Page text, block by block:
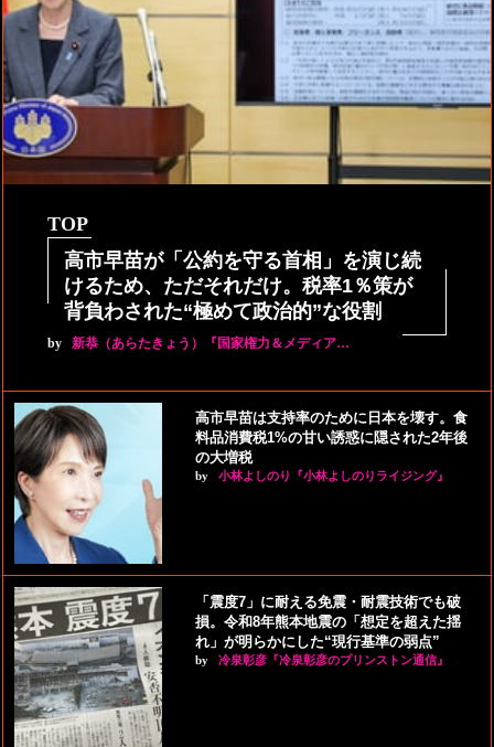
TOP
高市早苗が「公約を守る首相」を演じ続
けるため、ただそれだけ。税率1％策が
背負わされた“極めて政治的”な役割
by 新恭（あらたきょう）『国家権力＆メディア…
高市早苗は支持率のために日本を壊す。食
料品消費税1%の甘い誘惑に隠された2年後
の大増税
by 小林よしのり『小林よしのりライジング』
「震度7」に耐える免震・耐震技術でも破
損。令和8年熊本地震の「想定を超えた揺
れ」が明らかにした“現行基準の弱点”
by 冷泉彰彦『冷泉彰彦のプリンストン通信』